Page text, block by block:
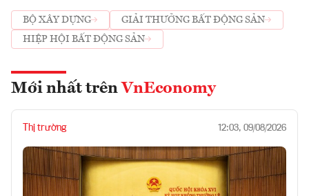
BỘ XÂY DỰNG
GIẢI THƯỞNG BẤT ĐỘNG SẢN
HIỆP HỘI BẤT ĐỘNG SẢN
Mới nhất trên VnEconomy
Thị trường 12:03, 09/08/2026